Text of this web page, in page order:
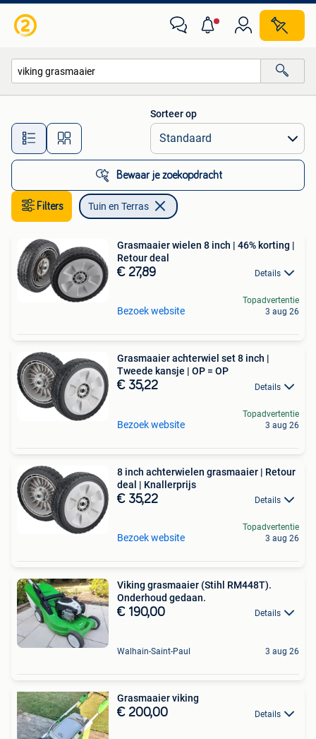
Alle afstanden…
Sorteer op
Bewaar je zoekopdracht
Filters Tuin en Terras
Grasmaaier wielen 8 inch | 46% korting |
Retour deal
€ 27,89 Details
Bezoek website
Topadvertentie
3 aug 26
Grasmaaier achterwiel set 8 inch |
Tweede kansje | OP = OP
€ 35,22 Details
Bezoek website
Topadvertentie
3 aug 26
8 inch achterwielen grasmaaier | Retour
deal | Knallerprijs
€ 35,22 Details
Bezoek website
Topadvertentie
3 aug 26
Viking grasmaaier (Stihl RM448T).
Onderhoud gedaan.
€ 190,00 Details
Walhain-Saint-Paul 3 aug 26
Grasmaaier viking
€ 200,00 Details